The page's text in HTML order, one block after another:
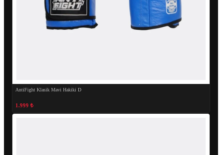
AntiFight Klasik Mavi Hakiki D
1.999 ₺